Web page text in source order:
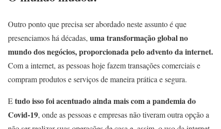
Outro ponto que precisa ser abordado neste assunto é que
presenciamos há décadas, uma transformação global no
mundo dos negócios, proporcionada pelo advento da internet.
Com a internet, as pessoas hoje fazem transações comerciais e
compram produtos e serviços de maneira prática e segura.
Etudo isso foi acentuado ainda mais com a pandemia do
Covid-19, onde as pessoas e empresas não tiveram outra opção a